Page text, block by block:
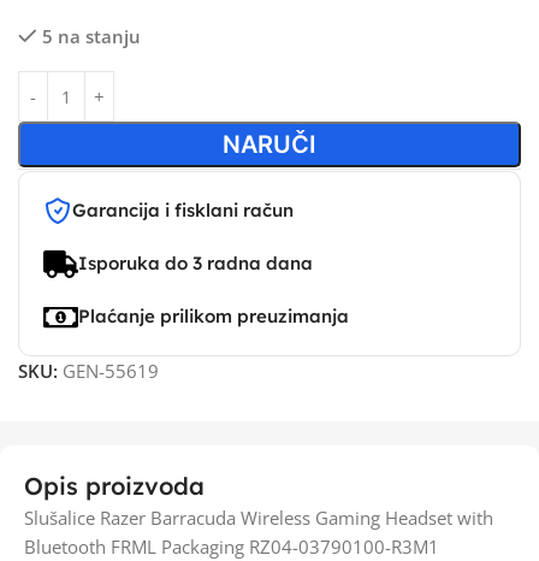
5 na stanju
NARUČI
Garancija i fisklani račun
Isporuka do 3 radna dana
Plaćanje prilikom preuzimanja
SKU: GEN-55619
Opis proizvoda
Slušalice Razer Barracuda Wireless Gaming Headset with
Bluetooth FRML Packaging RZ04-03790100-R3M1